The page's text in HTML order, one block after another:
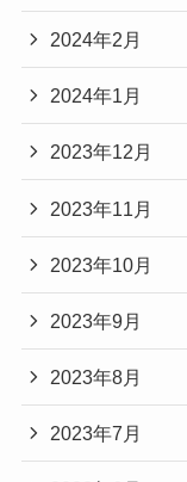
2024年2月
2024年1月
2023年12月
2023年11月
2023年10月
2023年9月
2023年8月
2023年7月